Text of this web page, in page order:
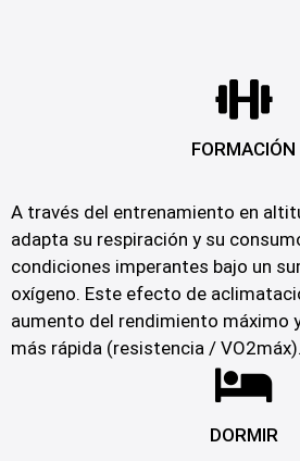
FORMACIÓN
A través del entrenamiento en
adapta su respiración y su
condiciones imperantes bajo un
oxígeno. Este efecto de
aumento del rendimiento máximo
más rápida (resistencia / VO2máx).
DORMIR